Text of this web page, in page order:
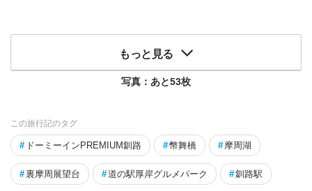
もっと見る
写真：あと53枚
この旅行記のタグ
# ドーミーインPREMIUM釧路 #幣舞橋 # 摩周湖
# 裏摩周展望台 #道の駅厚岸グルメパーク #釧路駅